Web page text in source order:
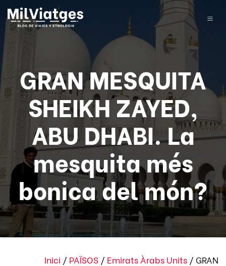
GRAN MESQUITA
SHEIKH ZAYED,
ABU DHABI. La
mesquita més
bonica del món?
Inici / PAÏSOS / Emirats Àrabs Units / GRAN